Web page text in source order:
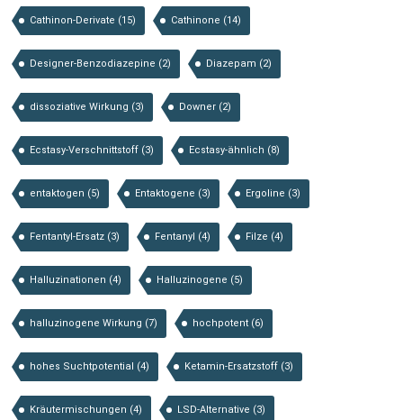
Cathinon-Derivate (15) Cathinone (14)
Designer-Benzodiazepine (2) Diazepam (2)
dissoziative Wirkung (3) Downer (2)
Ecstasy-Verschnittstoff (3) Ecstasy-ähnlich (8)
entaktogen (5) Entaktogene (3) Ergoline (3)
Fentantyl-Ersatz (3) Fentanyl (4) Filze (4)
Halluzinationen (4) Halluzinogene (5)
halluzinogene Wirkung (7) hochpotent (6)
hohes Suchtpotential (4) Ketamin-Ersatzstoff (3)
Kräutermischungen (4) LSD-Alternative (3)